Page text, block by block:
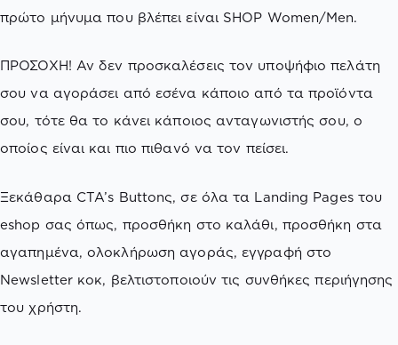
πρώτο μήνυμα που βλέπει είναι SHOP Women/Men.
ΠΡΟΣΟΧΗ! Αν δεν προσκαλέσεις τον υποψήφιο πελάτη
σου να αγοράσει από εσένα κάποιο από τα προϊόντα
σου, τότε θα το κάνει κάποιος ανταγωνιστής σου, ο
οποίος είναι και πιο πιθανό να τον πείσει.
Ξεκάθαρα CTA’s Buttonς, σε όλα τα Landing Pages του
eshop σας όπως, προσθήκη στο καλάθι, προσθήκη στα
αγαπημένα, ολοκλήρωση αγοράς, εγγραφή στο
Newsletter κοκ, βελτιστοποιούν τις συνθήκες περιήγησης
του χρήστη.